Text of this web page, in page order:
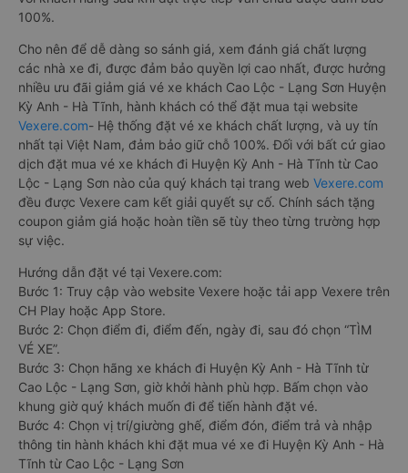
100%.
Cho nên để dễ dàng so sánh giá, xem đánh giá chất lượng
các nhà xe đi, được đảm bảo quyền lợi cao nhất, được hưởng
nhiều ưu đãi giảm giá vé xe khách Cao Lộc - Lạng Sơn Huyện
Kỳ Anh - Hà Tĩnh, hành khách có thể đặt mua tại website
Vexere.com- Hệ thống đặt vé xe khách chất lượng, và uy tín
nhất tại Việt Nam, đảm bảo giữ chỗ 100%. Đối với bất cứ giao
dịch đặt mua vé xe khách đi Huyện Kỳ Anh - Hà Tĩnh từ Cao
Lộc - Lạng Sơn nào của quý khách tại trang web Vexere.com
đều được Vexere cam kết giải quyết sự cố. Chính sách tặng
coupon giảm giá hoặc hoàn tiền sẽ tùy theo từng trường hợp
sự việc.
Hướng dẫn đặt vé tại Vexere.com:
Bước 1: Truy cập vào website Vexere hoặc tải app Vexere trên
CH Play hoặc App Store.
Bước 2: Chọn điểm đi, điểm đến, ngày đi, sau đó chọn “TÌM
VÉ XE”.
Bước 3: Chọn hãng xe khách đi Huyện Kỳ Anh - Hà Tĩnh từ
Cao Lộc - Lạng Sơn, giờ khởi hành phù hợp. Bấm chọn vào
khung giờ quý khách muốn đi để tiến hành đặt vé.
Bước 4: Chọn vị trí/giường ghế, điểm đón, điểm trả và nhập
thông tin hành khách khi đặt mua vé xe đi Huyện Kỳ Anh - Hà
Tĩnh từ Cao Lộc - Lạng Sơn